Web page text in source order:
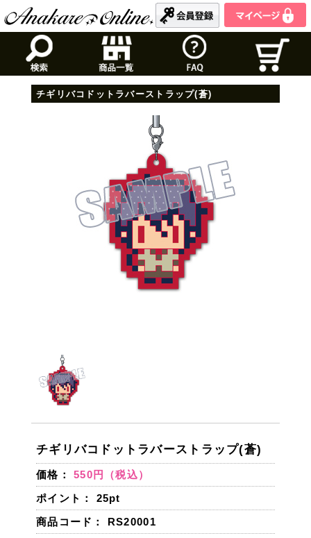
チギリバコドットラバーストラップ(蒼)
チギリバコドットラバーストラップ(蒼)
価格：550円（税込）
ポイント：
25pt
商品コード： RS20001